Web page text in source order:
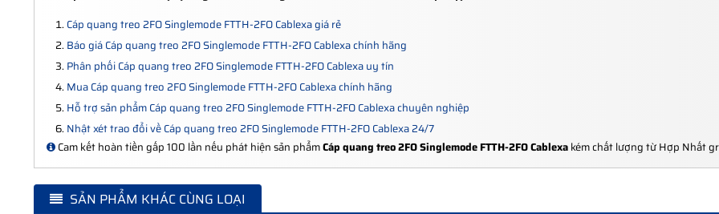
Cáp quang treo 2FO Singlemode FTTH-2FO Cablexa giá rẻ
Báo giá Cáp quang treo 2FO Singlemode FTTH-2FO Cablexa chính hãng
Phân phối Cáp quang treo 2FO Singlemode FTTH-2FO Cablexa uy tín
Mua Cáp quang treo 2FO Singlemode FTTH-2FO Cablexa chính hãng
Hỗ trợ sản phẩm Cáp quang treo 2FO Singlemode FTTH-2FO Cablexa chuyên nghiệp
Nhật xét trao đổi về Cáp quang treo 2FO Singlemode FTTH-2FO Cablexa 24/7
Cam kết hoàn tiền gấp 100 lần nếu phát hiện sản phẩmCáp quang treo 2FO Singlemode FTTH-2FO Cablexakém chất lượng từ Hợp Nhất
SẢN PHẨM KHÁC CÙNG LOẠI